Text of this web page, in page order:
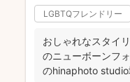
LGBTQフレンドリー
おしゃれなスタイ
のニューボーンフ
のhinaphoto studio